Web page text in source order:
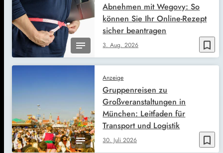
bookmark_border
3. Aug. 2026
Abnehmen mit Wegovy: So
können Sie Ihr Online-Rezept
sicher beantragen
bookmark_border
Anzeige
30. Juli 2026
Gruppenreisen zu
Großveranstaltungen in
München: Leitfaden für
Transport und Logistik